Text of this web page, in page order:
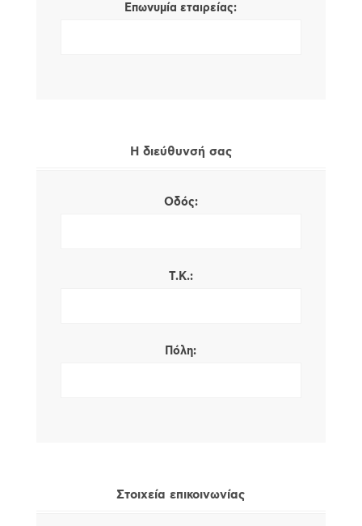
Επωνυμία εταιρείας:
Η διεύθυνσή σας
Οδός:
Τ.Κ.:
Πόλη:
Στοιχεία επικοινωνίας